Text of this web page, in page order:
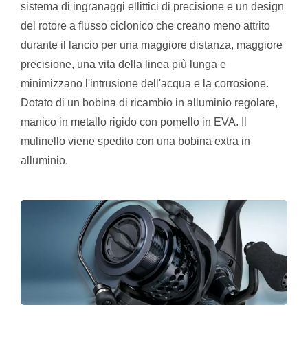
sistema di ingranaggi ellittici di precisione e un design
del rotore a flusso ciclonico che creano meno attrito
durante il lancio per una maggiore distanza, maggiore
precisione, una vita della linea più lunga e
minimizzano l'intrusione dell'acqua e la corrosione.
Dotato di un bobina di ricambio in alluminio regolare,
manico in metallo rigido con pomello in EVA. Il
mulinello viene spedito con una bobina extra in
alluminio.